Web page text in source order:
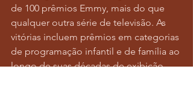
de 100 prêmios Emmy, mais do que
qualquer outra série de televisão. As
vitórias incluem prêmios em categorias
de programação infantil e de família ao
longo de suas décadas de exibição.